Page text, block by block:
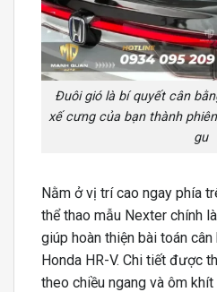
Đuôi gió là bí quyết cân
xế cưng của bạn thành
gu
Nằm ở vị trí cao ngay phía
thể thao mẫu Nexter chính
giúp hoàn thiện bài toán
Honda HR-V. Chi tiết được
theo chiều ngang và ôm